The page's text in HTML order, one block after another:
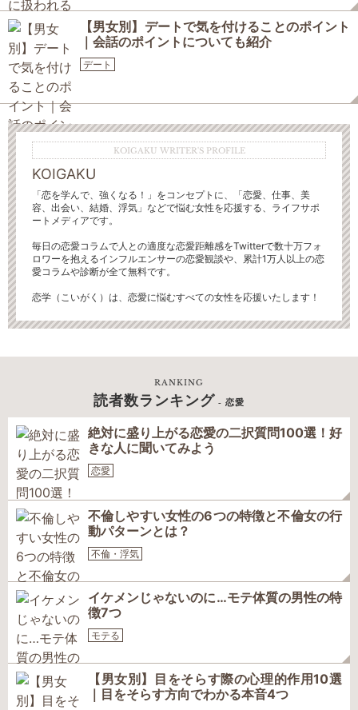
【男女別】デートで気を付けることのポイント
｜会話のポイントについても紹介
デート
KOIGAKU WRITER'S PROFILE
KOIGAKU
「恋を学んで、強くなる！」をコンセプトに、「恋愛、仕事、美
容、出会い、結婚、浮気」などで悩む女性を応援する、ライフサポ
ートメディアです。
毎日の恋愛コラムで人との適度な恋愛距離感をTwitterで数十万フォ
ロワーを抱えるインフルエンサーの恋愛観談や、累計1万人以上の恋
愛コラムや診断が全て無料です。
恋学（こいがく）は、恋愛に悩むすべての女性を応援いたします！
RANKING
読者数ランキング - 恋愛
絶対に盛り上がる恋愛の二択質問100選！好
きな人に聞いてみよう
恋愛
不倫しやすい女性の6つの特徴と不倫女の行
動パターンとは？
不倫・浮気
イケメンじゃないのに…モテ体質の男性の特
徴7つ
モテる
【男女別】目をそらす際の心理的作用10選
｜目をそらす方向でわかる本音4つ